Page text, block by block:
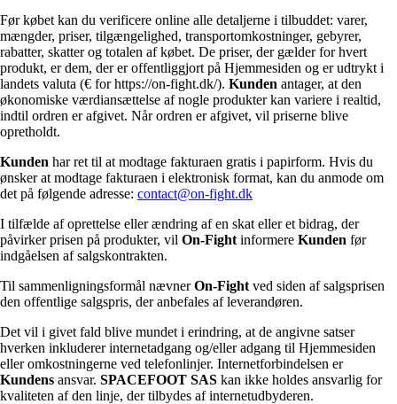
Før købet kan du verificere online alle detaljerne i tilbuddet: varer,
mængder, priser, tilgængelighed, transportomkostninger, gebyrer,
rabatter, skatter og totalen af købet. De priser, der gælder for hvert
produkt, er dem, der er offentliggjort på Hjemmesiden og er udtrykt i
landets valuta (€ for https://on-fight.dk/). Kunden antager, at den
økonomiske værdiansættelse af nogle produkter kan variere i realtid,
indtil ordren er afgivet. Når ordren er afgivet, vil priserne blive
opretholdt.
Kunden har ret til at modtage fakturaen gratis i papirform. Hvis du
ønsker at modtage fakturaen i elektronisk format, kan du anmode om
det på følgende adresse: contact@on-fight.dk
I tilfælde af oprettelse eller ændring af en skat eller et bidrag, der
påvirker prisen på produkter, vil On-Fight informere Kunden før
indgåelsen af salgskontrakten.
Til sammenligningsformål nævnerOn-Fight ved siden af salgsprisen
den offentlige salgspris, der anbefales af leverandøren.
Det vil i givet fald blive mundet i erindring, at de angivne satser
hverken inkluderer internetadgang og/eller adgang til Hjemmesiden
eller omkostningerne ved telefonlinjer. Internetforbindelsen er
Kundens ansvar. SPACEFOOT SAS kan ikke holdes ansvarlig for
kvaliteten af den linje, der tilbydes af internetudbyderen.